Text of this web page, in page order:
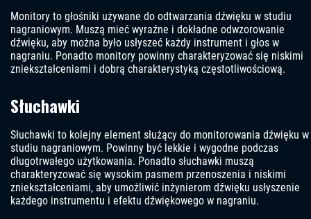
Monitory to głośniki używane do odtwarzania dźwięku w studiu
nagraniowym. Muszą mieć wyraźne i dokładne odwzorowanie
dźwięku, aby można było usłyszeć każdy instrument i głos w
nagraniu. Ponadto monitory powinny charakteryzować się niskimi
zniekształceniami i dobrą charakterystyką częstotliwościową.
Słuchawki
Słuchawki to kolejny element służący do monitorowania dźwięku w
studiu nagraniowym. Powinny być lekkie i wygodne podczas
długotrwałego użytkowania. Ponadto słuchawki muszą
charakteryzować się wysokim pasmem przenoszenia i niskimi
zniekształceniami, aby umożliwić inżynierom dźwięku usłyszenie
każdego instrumentu i efektu dźwiękowego w nagraniu.